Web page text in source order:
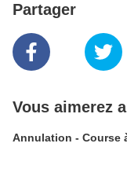
Partager
Vous aimerez
Annulation - Course